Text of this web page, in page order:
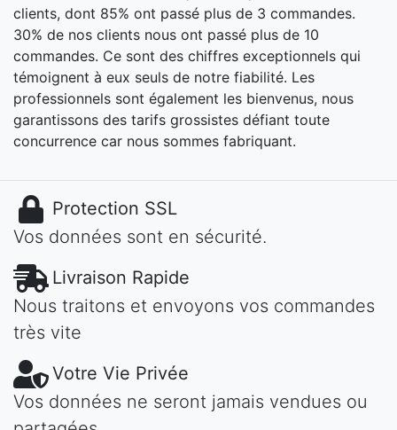
clients, dont 85% ont passé plus de 3 commandes.
30% de nos clients nous ont passé plus de 10
commandes. Ce sont des chiffres exceptionnels qui
témoignent à eux seuls de notre fiabilité. Les
professionnels sont également les bienvenus, nous
garantissons des tarifs grossistes défiant toute
concurrence car nous sommes fabriquant.
Protection SSL
Vos données sont en sécurité.
Livraison Rapide
Nous traitons et envoyons vos commandes
très vite
Votre Vie Privée
Vos données ne seront jamais vendues ou